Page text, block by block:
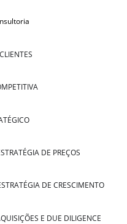
DE PREÇOS
DE CRESCIMENTO
E DUE DILIGENCE